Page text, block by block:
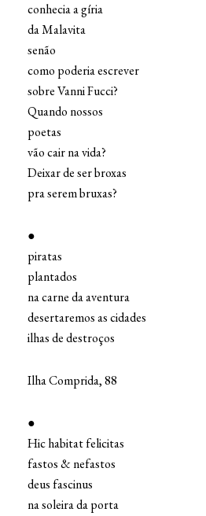
conhecia a gíria
da Malavita
senão
como poderia escrever
sobre Vanni Fucci?
Quando nossos
poetas
vão cair na vida?
Deixar de ser broxas
pra serem bruxas?
●
piratas
plantados
na carne da aventura
desertaremos as cidades
ilhas de destroços
Ilha Comprida, 88
●
Hic habitat felicitas
fastos & nefastos
deus fascinus
na soleira da porta